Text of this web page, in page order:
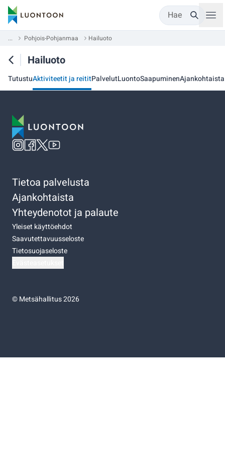
Hae
... Pohjois-Pohjanmaa Hailuoto
Hailuoto
TutustuAktiviteetit ja reititPalvelutLuontoSaapuminenAjankohtaista
Tietoa palvelusta
Ajankohtaista
Yhteydenotot ja palaute
Yleiset käyttöehdot
Saavutettavuusseloste
Tietosuojaseloste
©Metsähallitus 2026